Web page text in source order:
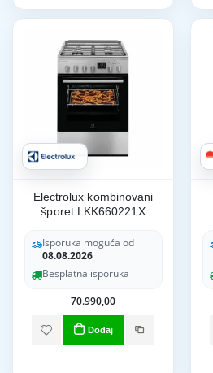
Electrolux kombinovani
šporet LKK660221X
Isporuka moguća od
08.08.2026
Besplatna isporuka
70.990,00
Dodaj